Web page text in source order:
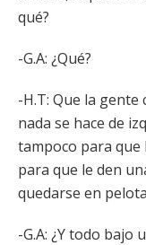
qué?
-G.A: ¿Qué?
-H.T: Que la gente
nada se hace de
tampoco para que
para que le den
quedarse en
-G.A: ¿Y todo bajo